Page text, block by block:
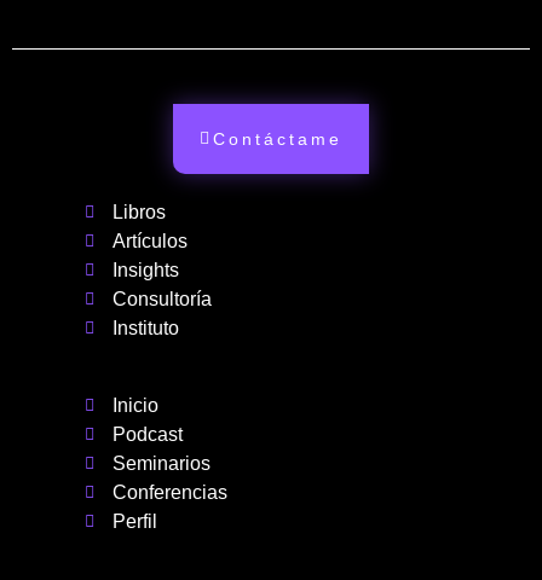
Inicio
Podcast
Seminarios
Conferencias
Perfil
Libros
Artículos
Insights
Consultoría
Instituto
Contáctame